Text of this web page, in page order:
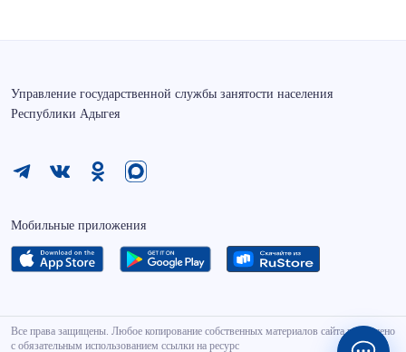
Управление государственной службы занятости населения
Республики Адыгея
Мобильные приложения
Все права защищены. Любое копирование собственных материалов сайта разрешено
с обязательным использованием ссылки на ресурс